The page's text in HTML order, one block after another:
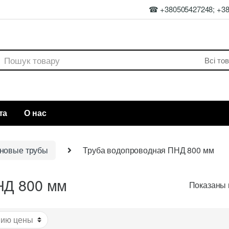
☎ +380505427248;
О нас
трубы Труба водопроводная ПНД 800 мм
800 мм Показаны